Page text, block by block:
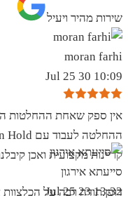
שירות מהיר ויעיל
moran farhi
10:09 30 Jul 25
אין ספק שאחת ההחלטות
קריינות מקצועית ואכן
דופן.תודה רבה על
סייעתא אירגון
13:32 23 Jul 25